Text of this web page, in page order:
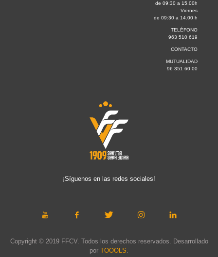
de 09:30 a 15.00h
Viernes
de 09:30 a 14.00 h
TELÉFONO
963 510 619
CONTACTO
MUTUALIDAD
96 351 60 00
¡Síguenos en las redes sociales!
Copyright © 2019 FFCV. Todos los derechos reservados. Desarrollado
por TOOOLS.